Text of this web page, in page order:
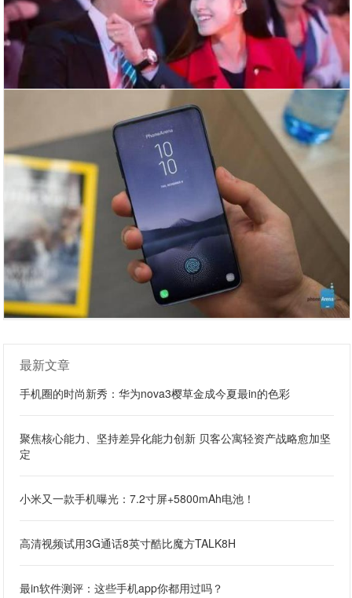
最新文章
手机圈的时尚新秀：华为nova3樱草金成今夏最in的色彩
聚焦核心能力、坚持差异化能力创新 贝客公寓轻资产战略愈加坚
定
小米又一款手机曝光：7.2寸屏+5800mAh电池！
高清视频试用3G通话8英寸酷比魔方TALK8H
最in软件测评：这些手机app你都用过吗？